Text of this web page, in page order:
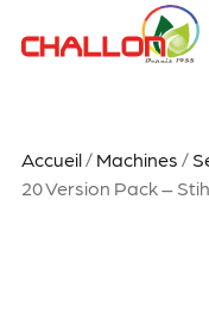
Accueil/ Machines /
20 Version Pack –